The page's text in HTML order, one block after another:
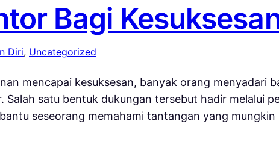
Bagi
Diri, Uncategorized
mencapai kesuksesan, banyak orang menyadari
satu bentuk dukungan tersebut hadir melalui
seseorang memahami tantangan yang mungkin